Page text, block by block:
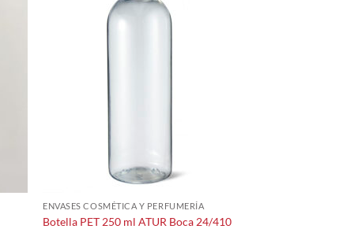
ENVASES COSMÉTICA Y PERFUMERÍA
Botella PET 250 ml ATUR Boca 24/410